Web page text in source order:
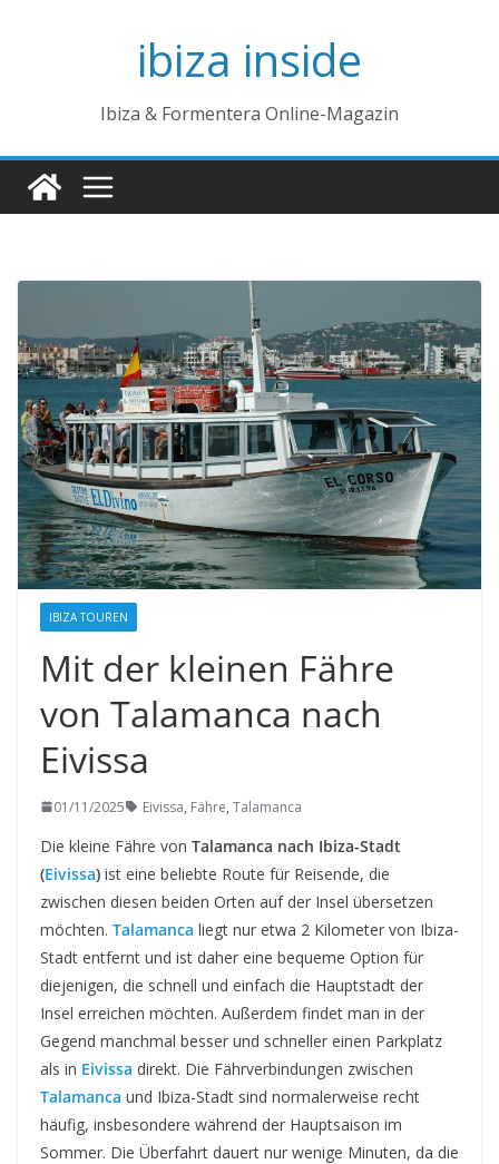
ibiza inside
Ibiza & Formentera Online-Magazin
IBIZA TOUREN
Mit der kleinen Fähre
von Talamanca nach
Eivissa
01/11/2025 Eivissa, Fähre, Talamanca
Die kleine Fähre von Talamanca nach Ibiza-Stadt
(Eivissa) ist eine beliebte Route für Reisende, die
zwischen diesen beiden Orten auf der Insel übersetzen
möchten. Talamanca liegt nur etwa 2 Kilometer von Ibiza-
Stadt entfernt und ist daher eine bequeme Option für
diejenigen, die schnell und einfach die Hauptstadt der
Insel erreichen möchten. Außerdem findet man in der
Gegend manchmal besser und schneller einen Parkplatz
als in Eivissa direkt. Die Fährverbindungen zwischen
Talamanca und Ibiza-Stadt sind normalerweise recht
häufig, insbesondere während der Hauptsaison im
Sommer. Die Überfahrt dauert nur wenige Minuten, da die